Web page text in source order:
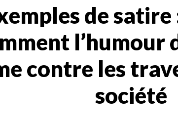
de
l’humour
contre les
société